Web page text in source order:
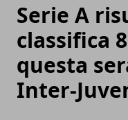
Serie A
classifica
questa
Inter-